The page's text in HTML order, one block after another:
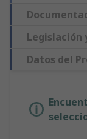
Legislación
Datos del